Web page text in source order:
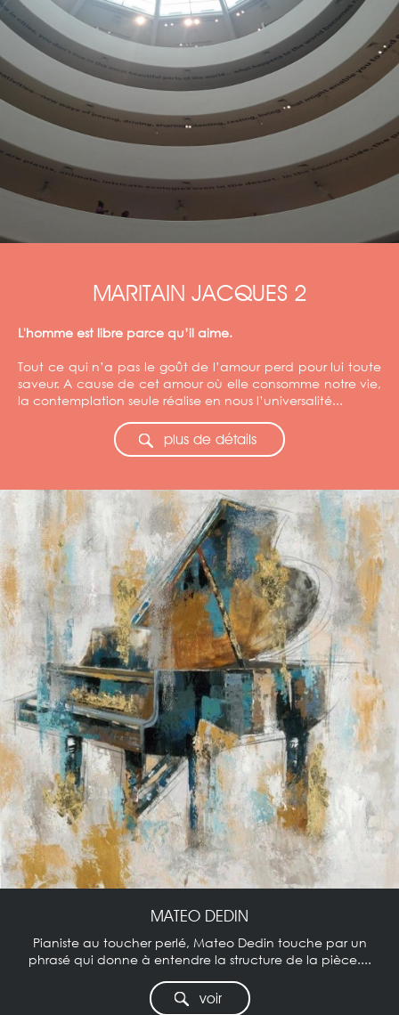
MARITAIN JACQUES 2
L'homme est libre parce qu’il aime.
Tout ce qui n’a pas le goût de l’amour perd pour lui toute
saveur. A cause de cet amour où elle consomme notre vie,
la contemplation seule réalise en nous l’universalité...
plus de détails
MATEO DEDIN
Pianiste au toucher perlé, Mateo Dedin touche par un
phrasé qui donne à entendre la structure de la pièce....
voir